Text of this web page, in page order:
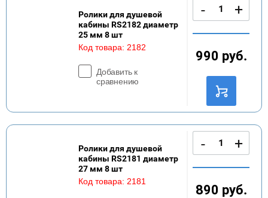
Код товара: 2182
Добавить к
сравнению
Ролики для душевой
кабины RS2182 диаметр
25 мм 8 шт
- +
990 руб.
Код товара: 2181
Ролики для душевой
кабины RS2181 диаметр
27 мм 8 шт
- +
890 руб.